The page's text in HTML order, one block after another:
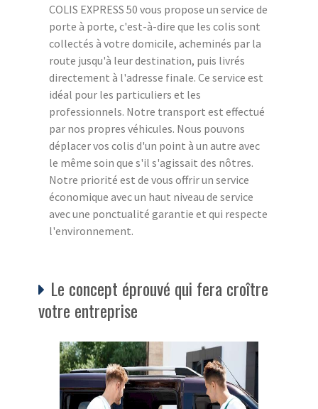
COLIS EXPRESS 50 vous propose un service de
porte à porte, c'est-à-dire que les colis sont
collectés à votre domicile, acheminés par la
route jusqu'à leur destination, puis livrés
directement à l'adresse finale. Ce service est
idéal pour les particuliers et les
professionnels. Notre transport est effectué
par nos propres véhicules. Nous pouvons
déplacer vos colis d'un point à un autre avec
le même soin que s'il s'agissait des nôtres.
Notre priorité est de vous offrir un service
économique avec un haut niveau de service
avec une ponctualité garantie et qui respecte
l'environnement.
Le concept éprouvé qui fera croître
votre entreprise